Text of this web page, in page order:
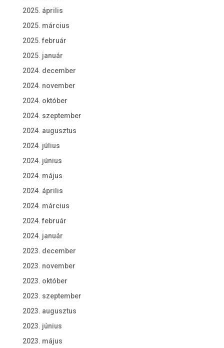
2025. április
2025. március
2025. február
2025. január
2024. december
2024. november
2024. október
2024. szeptember
2024. augusztus
2024. július
2024. június
2024. május
2024. április
2024. március
2024. február
2024. január
2023. december
2023. november
2023. október
2023. szeptember
2023. augusztus
2023. június
2023. május